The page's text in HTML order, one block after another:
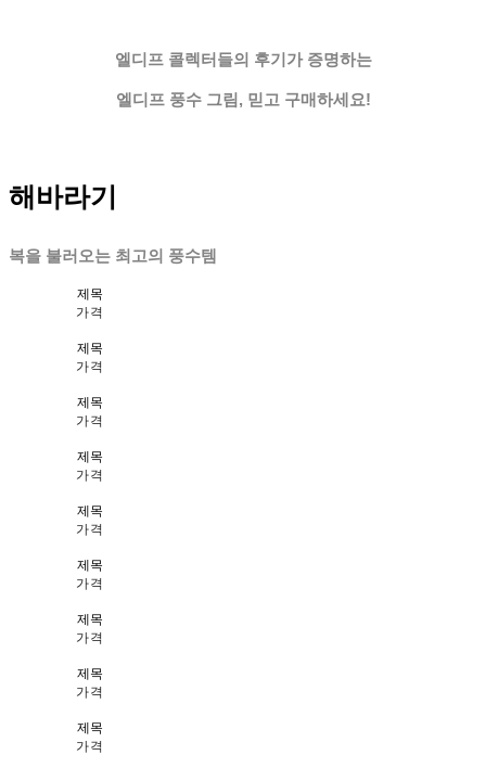
엘디프 콜렉터들의 후기가 증명하는
엘디프 풍수 그림, 믿고 구매하세요!
해바라기
복을 불러오는 최고의 풍수템
제목
가격
제목
가격
제목
가격
제목
가격
제목
가격
제목
가격
제목
가격
제목
가격
제목
가격